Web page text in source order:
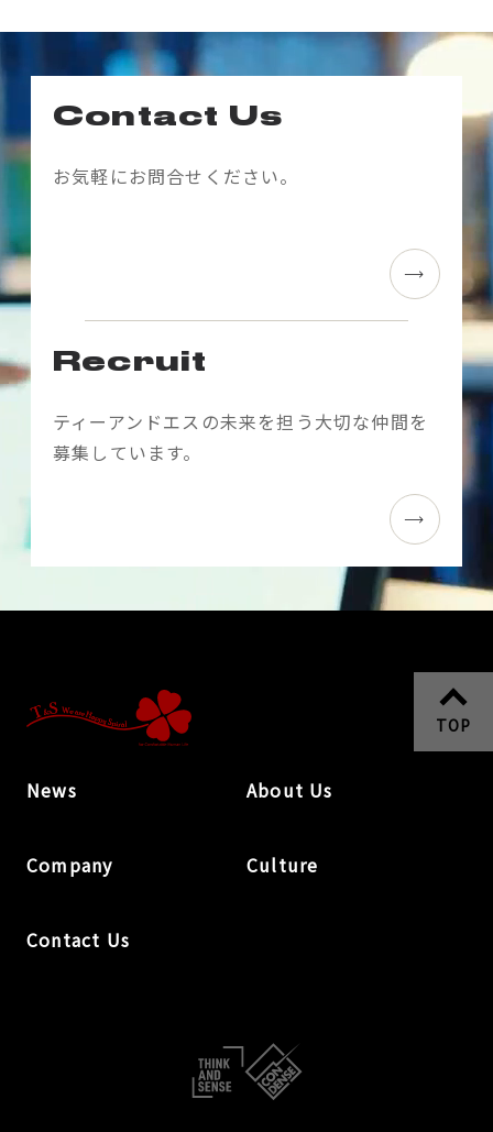
Contact Us
お気軽にお問合せください。
Recruit
ティーアンドエスの未来を担う大切な仲間を
募集しています。
News About Us
Company Culture
Contact Us
TOP